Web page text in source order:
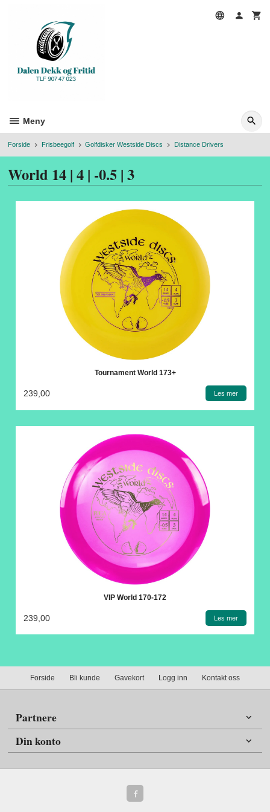
Meny
Forside Frisbeegolf Golfdisker Westside Discs Distance Drivers
World 14 | 4 | -0.5 | 3
Tournament World 173+
239,00 Les mer
VIP World 170-172
239,00 Les mer
Forside Bli kunde Gavekort Logg inn Kontakt oss
Partnere
Din konto